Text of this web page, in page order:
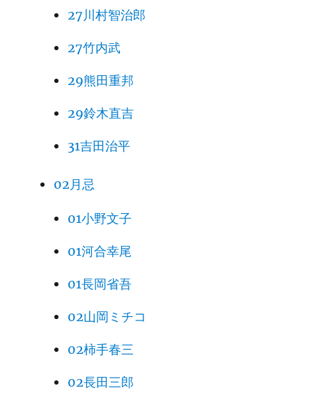
27川村智治郎
27竹内武
29熊田重邦
29鈴木直吉
31吉田治平
02月忌
01小野文子
01河合幸尾
01長岡省吾
02山岡ミチコ
02柿手春三
02長田三郎